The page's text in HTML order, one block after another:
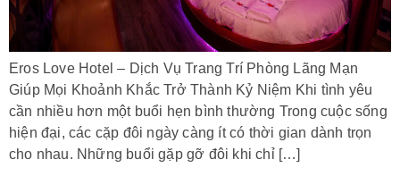
Eros Love Hotel – Dịch Vụ Trang Trí Phòng Lãng Mạn
Giúp Mọi Khoảnh Khắc Trở Thành Kỷ Niệm Khi tình yêu
cần nhiều hơn một buổi hẹn bình thường Trong cuộc sống
hiện đại, các cặp đôi ngày càng ít có thời gian dành trọn
cho nhau. Những buổi gặp gỡ đôi khi chỉ […]